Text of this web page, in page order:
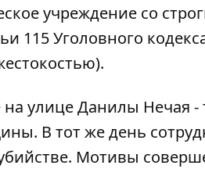
учреждение со
115 Уголовного
улице Данилы Нечая -
. В тот же день
. Мотивы